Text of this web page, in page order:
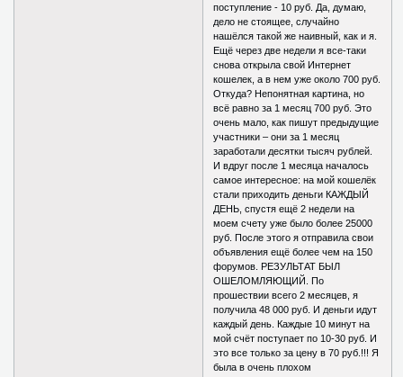
поступление - 10 руб. Да, думаю,
дело не стоящее, случайно
нашёлся такой же наивный, как и я.
Ещё через две недели я все-таки
снова открыла свой Интернет
кошелек, а в нем уже около 700 руб.
Откуда? Непонятная картина, но
всё равно за 1 месяц 700 руб. Это
очень мало, как пишут предыдущие
участники – они за 1 месяц
заработали десятки тысяч рублей.
И вдруг после 1 месяца началось
самое интересное: на мой кошелёк
стали приходить деньги КАЖДЫЙ
ДЕНЬ, спустя ещё 2 недели на
моем счету уже было более 25000
руб. После этого я отправила свои
объявления ещё более чем на 150
форумов. РЕЗУЛЬТАТ БЫЛ
ОШЕЛОМЛЯЮЩИЙ. По
прошествии всего 2 месяцев, я
получила 48 000 руб. И деньги идут
каждый день. Каждые 10 минут на
мой счёт поступает по 10-30 руб. И
это все только за цену в 70 руб.!!! Я
была в очень плохом